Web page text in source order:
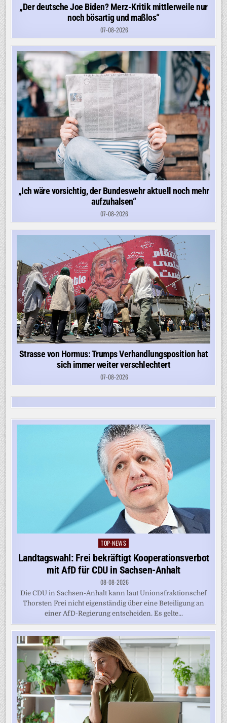
„Der deutsche Joe Biden? Merz-Kritik mittlerweile nur
noch bösartig und maßlos“
07-08-2026
„Ich wäre vorsichtig, der Bundeswehr aktuell noch mehr
aufzuhalsen“
07-08-2026
Strasse von Hormus: Trumps Verhandlungsposition hat
sich immer weiter verschlechtert
07-08-2026
Posted
in
TOP-NEWS
Landtagswahl: Frei bekräftigt Kooperationsverbot
mit AfD für CDU in Sachsen-Anhalt
08-08-2026
Die CDU in Sachsen-Anhalt kann laut Unionsfraktionschef
Thorsten Frei nicht eigenständig über eine Beteiligung an
einer AfD-Regierung entscheiden. Es gelte...